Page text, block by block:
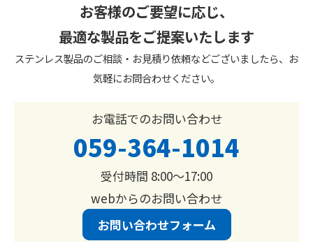
お客様のご要望に応じ、
最適な製品をご提案いたします
ステンレス製品のご相談・お見積り依頼などございましたら、お
気軽にお問合わせください。
お電話でのお問い合わせ
059-364-1014
受付時間 8:00〜17:00
webからのお問い合わせ
お問い合わせフォーム